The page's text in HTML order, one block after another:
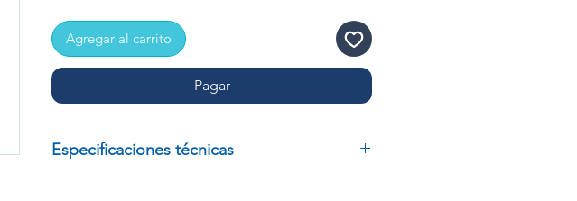
Agregar al carrito
Pagar
Especificaciones técnicas